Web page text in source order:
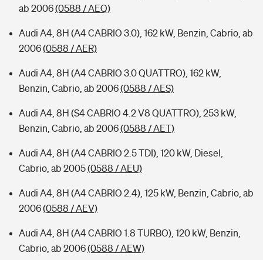
ab 2006(0588 / AEQ)
Audi A4, 8H (A4 CABRIO 3.0), 162 kW, Benzin, Cabrio, ab
2006(0588 / AER)
Audi A4, 8H (A4 CABRIO 3.0 QUATTRO), 162 kW,
Benzin, Cabrio, ab 2006(0588 / AES)
Audi A4, 8H (S4 CABRIO 4.2 V8 QUATTRO), 253 kW,
Benzin, Cabrio, ab 2006(0588 / AET)
Audi A4, 8H (A4 CABRIO 2.5 TDI), 120 kW, Diesel,
Cabrio, ab 2005(0588 / AEU)
Audi A4, 8H (A4 CABRIO 2.4), 125 kW, Benzin, Cabrio, ab
2006(0588 / AEV)
Audi A4, 8H (A4 CABRIO 1.8 TURBO), 120 kW, Benzin,
Cabrio, ab 2006(0588 / AEW)